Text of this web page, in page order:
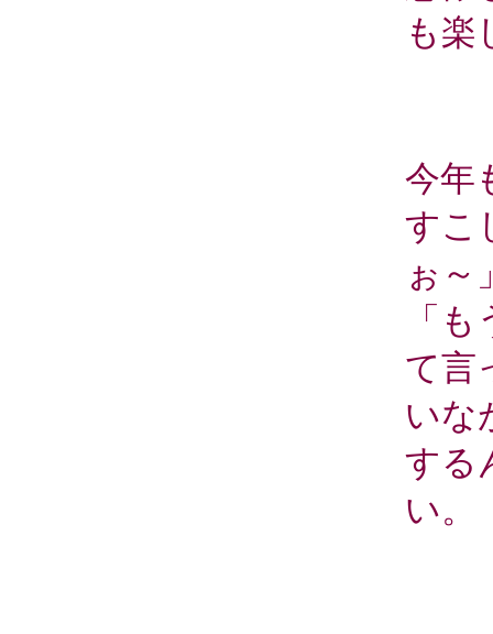
も楽
今年
すこ
ぉ～
「
て言
いな
する
い。